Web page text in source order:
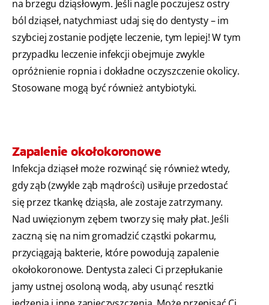
na brzegu dziąsłowym. Jeśli nagle poczujesz ostry
ból dziąseł, natychmiast udaj się do dentysty – im
szybciej zostanie podjęte leczenie, tym lepiej! W tym
przypadku leczenie infekcji obejmuje zwykle
opróżnienie ropnia i dokładne oczyszczenie okolicy.
Stosowane mogą być również antybiotyki.
Zapalenie okołokoronowe
Infekcja dziąseł może rozwinąć się również wtedy,
gdy ząb (zwykle ząb mądrości) usiłuje przedostać
się przez tkankę dziąsła, ale zostaje zatrzymany.
Nad uwięzionym zębem tworzy się mały płat. Jeśli
zaczną się na nim gromadzić cząstki pokarmu,
przyciągają bakterie, które powodują zapalenie
okołokoronowe. Dentysta zaleci Ci przepłukanie
jamy ustnej osoloną wodą, aby usunąć resztki